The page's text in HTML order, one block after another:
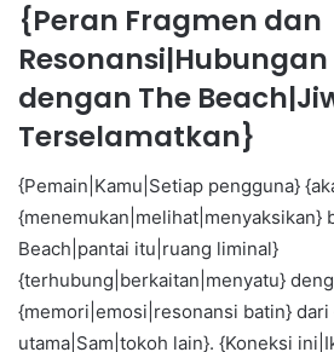
{Peran Fragmen dan
dengan The
Terselamatkan}
{Pemain|Kamu|Setiap pengguna}
{menemukan|melihat|menyaksikan}
Beach|pantai itu|ruang liminal}
{terhubung|berkaitan|menyatu}
{memori|emosi|resonansi batin} dari
utama|Sam|tokoh lain}. {Koneksi